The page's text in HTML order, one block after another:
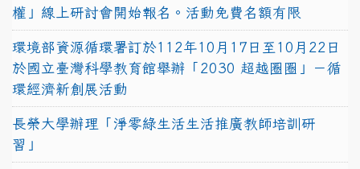
權」線上研討會開始報名。活動免費名額有限
環境部資源循環署訂於112年10月17日至10月22日
於國立臺灣科學教育館舉辦「2030 超越圈圈」－循
環經濟新創展活動
長榮大學辦理「淨零綠生活生活推廣教師培訓研
習」